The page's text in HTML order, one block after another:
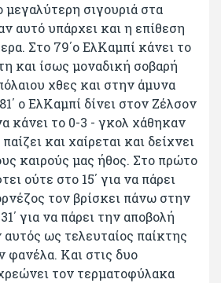
μεγαλύτερη σιγουριά στα
αυτό υπάρχει και η επίθεση
Στο 79΄ο ΕλΚαμπί κάνει το
και ίσως μοναδική σοβαρή
χθες και στην άμυνα
ο ΕλΚαμπί δίνει στον Ζέλσον
κάνει το 0-3 - γκολ χάθηκαν
και χαίρεται και δείχνει
καιρούς μας ήθος. Στο πρώτο
ούτε στο 15΄ για να πάρει
τον βρίσκει πάνω στην
για να πάρει την αποβολή
ως τελευταίος παίκτης
φανέλα. Και στις δυο
τον τερματοφύλακα